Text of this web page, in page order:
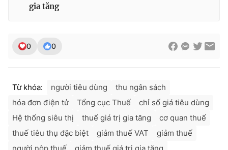
gia tăng
0 0
Từ khóa: người tiêu dùng
thu ngân sách
hóa đơn điện tử
Tổng cục Thuế
chỉ số giá tiêu dùng
Hệ thống siêu thị
thuế giá trị gia tăng
cơ quan thuế
thuế tiêu thụ đặc biệt
giảm thuế VAT
giảm thuế